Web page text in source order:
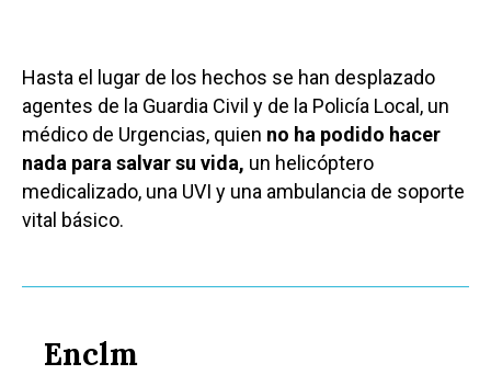
Hasta el lugar de los hechos se han desplazado
agentes de la Guardia Civil y de la Policía Local, un
médico de Urgencias, quien no ha podido hacer
nada para salvar su vida, un helicóptero
medicalizado, una UVI y una ambulancia de soporte
vital básico.
Enclm